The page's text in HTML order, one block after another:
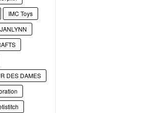
IMC Toys
JANLYNN
DES DAMES